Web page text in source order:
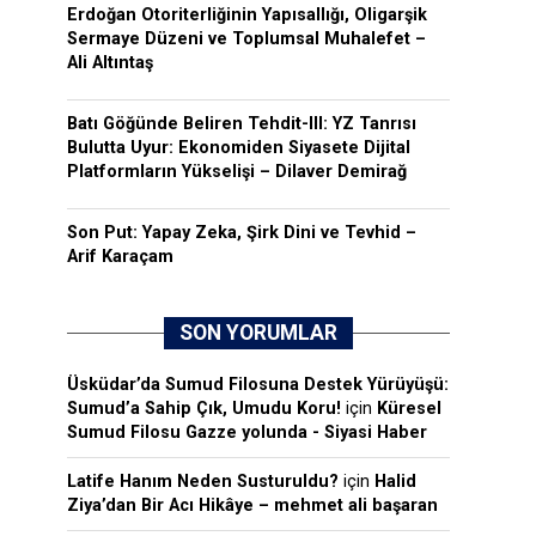
Erdoğan Otoriterliğinin Yapısallığı, Oligarşik
Sermaye Düzeni ve Toplumsal Muhalefet –
Ali Altıntaş
Batı Göğünde Beliren Tehdit-III: YZ Tanrısı
Bulutta Uyur: Ekonomiden Siyasete Dijital
Platformların Yükselişi – Dilaver Demirağ
Son Put: Yapay Zeka, Şirk Dini ve Tevhid –
Arif Karaçam
SON YORUMLAR
Üsküdar’da Sumud Filosuna Destek Yürüyüşü:
Sumud’a Sahip Çık, Umudu Koru! için Küresel
Sumud Filosu Gazze yolunda - Siyasi Haber
Latife Hanım Neden Susturuldu? için Halid
Ziya’dan Bir Acı Hikâye – mehmet ali başaran